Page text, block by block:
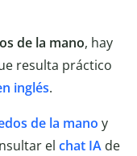
de la mano, hay
resulta práctico
inglés.
de la mano y
el chat IA de